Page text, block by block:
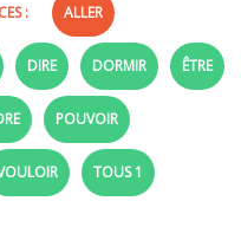
: ALLER
DIRE DORMIR ÊTRE
POUVOIR
TOUS 1